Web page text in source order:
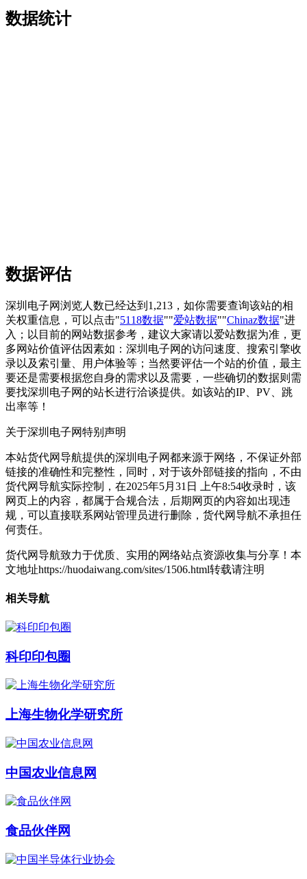
数据统计
数据评估
深圳电子网浏览人数已经达到1,213，如你需要查询该站的相
关权重信息，可以点击"5118数据""爱站数据""Chinaz数据"进
入；以目前的网站数据参考，建议大家请以爱站数据为准，更
多网站价值评估因素如：深圳电子网的访问速度、搜索引擎收
录以及索引量、用户体验等；当然要评估一个站的价值，最主
要还是需要根据您自身的需求以及需要，一些确切的数据则需
要找深圳电子网的站长进行洽谈提供。如该站的IP、PV、跳
出率等！
关于深圳电子网特别声明
本站货代网导航提供的深圳电子网都来源于网络，不保证外部
链接的准确性和完整性，同时，对于该外部链接的指向，不由
货代网导航实际控制，在2025年5月31日 上午8:54收录时，该
网页上的内容，都属于合规合法，后期网页的内容如出现违
规，可以直接联系网站管理员进行删除，货代网导航不承担任
何责任。
货代网导航致力于优质、实用的网络站点资源收集与分享！ 本
文地址https://huodaiwang.com/sites/1506.html转载请注明
相关导航
科印印包圈
上海生物化学研究所
中国农业信息网
食品伙伴网